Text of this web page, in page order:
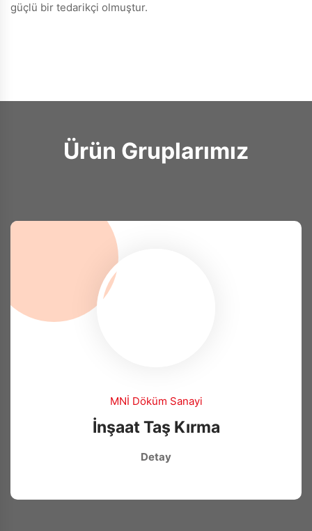
güçlü bir tedarikçi olmuştur.
Ürün Gruplarımız
MNİ Döküm Sanayi
İnşaat Taş Kırma
Detay